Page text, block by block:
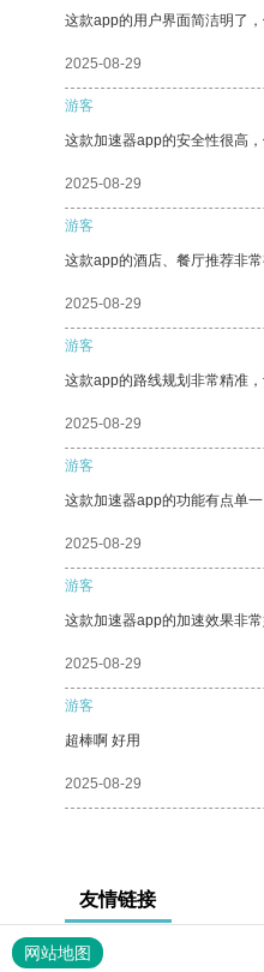
这款app的用户界面简洁明了
2025-08-29
游客
这款加速器app的安全性很高
2025-08-29
游客
这款app的酒店、餐厅推荐非
2025-08-29
游客
这款app的路线规划非常精准
2025-08-29
游客
这款加速器app的功能有点单
2025-08-29
游客
这款加速器app的加速效果非
2025-08-29
游客
超棒啊 好用
2025-08-29
友情链接
网站地图